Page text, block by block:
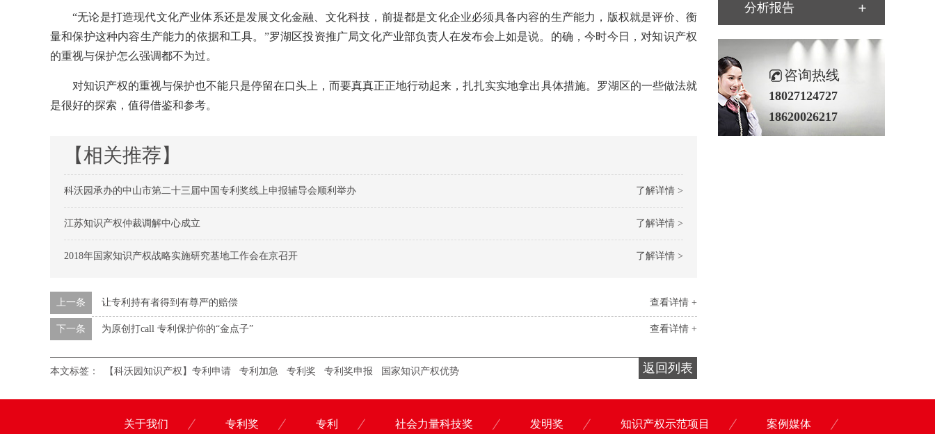
“无论是打造现代文化产业体系还是发展文化金融、文化科技，前提都是文化企业必须具备内容的生产能力，版权就是评价、衡
量和保护这种内容生产能力的依据和工具。”罗湖区投资推广局文化产业部负责人在发布会上如是说。的确，今时今日，对知识产权
的重视与保护怎么强调都不为过。
对知识产权的重视与保护也不能只是停留在口头上，而要真真正正地行动起来，扎扎实实地拿出具体措施。罗湖区的一些做法就
是很好的探索，值得借鉴和参考。
【相关推荐】
了解详情 >
科沃园承办的中山市第二十三届中国专利奖线上申报辅导会顺利举办
了解详情 >
江苏知识产权仲裁调解中心成立
了解详情 >
2018年国家知识产权战略实施研究基地工作会在京召开
查看详情 +
上一条 让专利持有者得到有尊严的赔偿
查看详情 +
下一条 为原创打call 专利保护你的“金点子”
返回列表
本文标签： 【科沃园知识产权】专利申请 专利加急 专利奖 专利奖申报 国家知识产权优势
分析报告
咨询热线
18027124727
18620026217
关于我们 专利奖 专利 社会力量科技奖 发明奖 知识产权示范项目 案例媒体